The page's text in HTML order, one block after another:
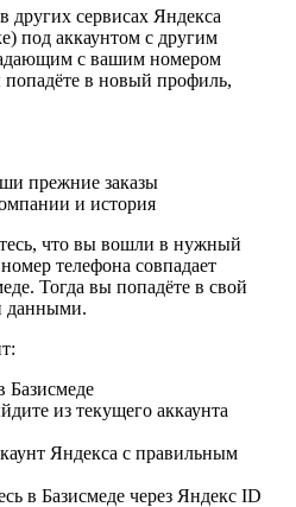
других сервисах Яндекса
под аккаунтом с другим
с вашим номером
в новый профиль,
прежние заказы
и история
что вы вошли в нужный
телефона совпадает
Тогда вы попадёте в свой
данными.
Базисмеде
из текущего аккаунта
Яндекса с правильным
в Базисмеде через Яндекс ID